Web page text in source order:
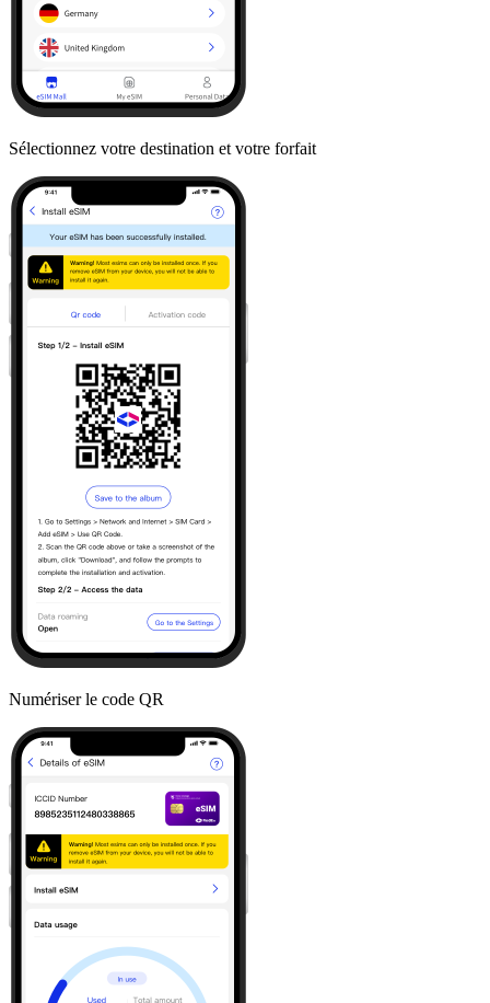
Sélectionnez votre destination et votre forfait
Numériser le code QR